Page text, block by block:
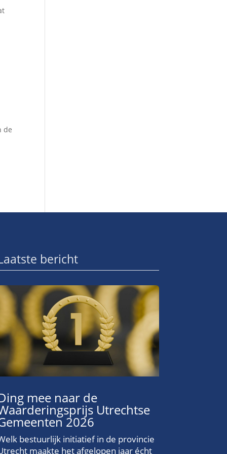
de
bericht
mee naar de
Utrechtse
2026
bestuurlijk initiatief in de provincie
maakte het afgelopen jaar écht